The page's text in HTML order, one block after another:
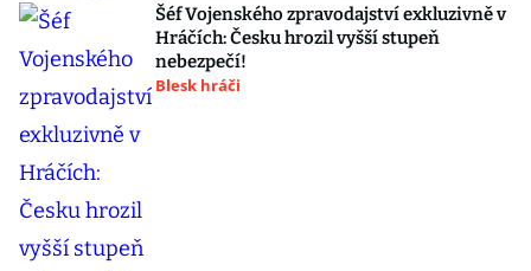
Šéf Vojenského zpravodajství exkluzivně v
Hráčích: Česku hrozil vyšší stupeň
nebezpečí!
Blesk hráči